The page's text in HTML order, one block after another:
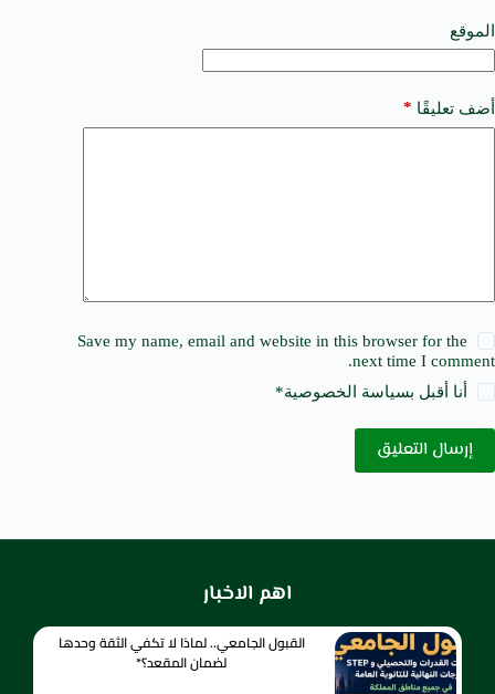
الموقع
أضف تعليقًا *
Save my name, email and website in this browser for the
next time I comment.
أنا أقبل بسياسة الخصوصية*
إرسال التعليق
e
:
اهم الاخبار
القبول الجامعي.. لماذا لا تكفي الثقة وحدها
لضمان المقعد؟*